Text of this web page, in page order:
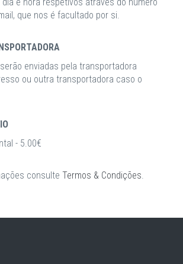
que nos é facultado por si.
enviadas pela transportadora
ou outra transportadora caso o
- 5.00€
consulte Termos & Condições.